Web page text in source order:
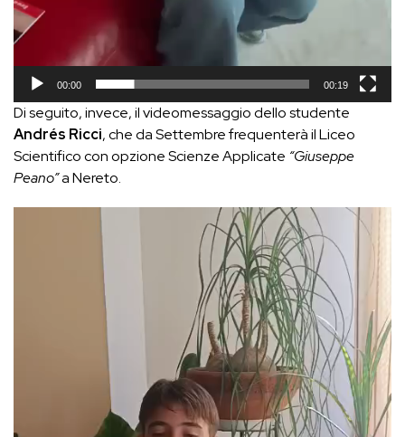
00:00 00:19
Di seguito, invece, il videomessaggio dello studente
Andrés Ricci, che da Settembre frequenterà il Liceo
Scientifico con opzione Scienze Applicate “Giuseppe
Peano”a Nereto.